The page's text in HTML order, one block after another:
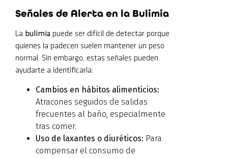
Señales de Alerta en la Bulimia
La bulimia puede ser difícil de detectar porque
quienes la padecen suelen mantener un peso
normal. Sin embargo, estas señales pueden
ayudarte a identificarla:
Cambios en hábitos alimenticios:
Atracones seguidos de salidas
frecuentes al baño, especialmente
tras comer.
Uso de laxantes o diuréticos: Para
compensar el consumo de